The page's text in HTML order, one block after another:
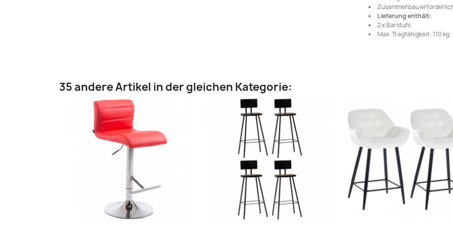
Zusammenbau
Lieferung enthält:
2 x Barstuhl
Max. Tragfähigkeit: 110 kg
35 andere Artikel in der gleichen Kategorie: